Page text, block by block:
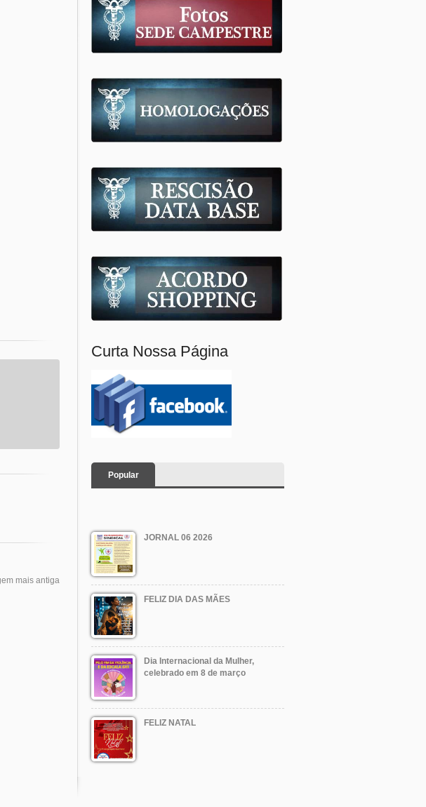
mais antiga
Curta Nossa Página
Popular
JORNAL 06 2026
FELIZ DIA DAS MÃES
Dia Internacional da Mulher,
celebrado em 8 de março
FELIZ NATAL